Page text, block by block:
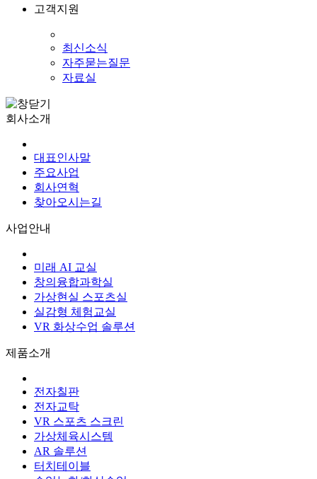
고객지원
최신소식
자주묻는질문
자료실
회사소개
대표인사말
주요사업
회사연혁
찾아오시는길
사업안내
미래 AI 교실
창의융합과학실
가상현실 스포츠실
실감형 체험교실
VR 화상수업 솔루션
제품소개
전자칠판
전자교탁
VR 스포츠 스크린
가상체육시스템
AR 솔루션
터치테이블